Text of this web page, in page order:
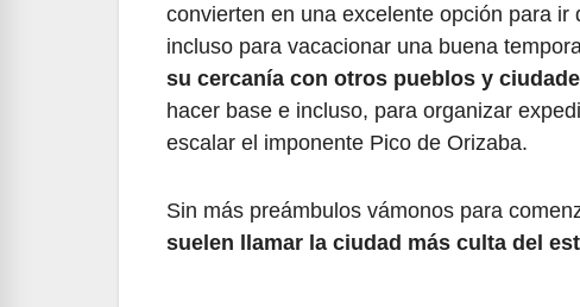
convierten en una excelente opción para
incluso para vacacionar una buena
su cercanía con otros pueblos y
hacer base e incluso, para organizar
escalar el imponente Pico de Orizaba.
Sin más preámbulos vámonos para
suelen llamar la ciudad más culta del